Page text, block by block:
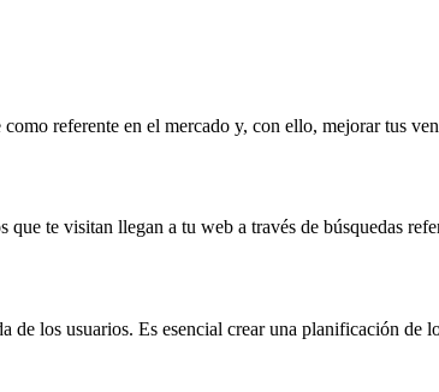
referente en el mercado y, con ello, mejorar tus
te visitan llegan a tu web a través de búsquedas
los usuarios. Es esencial crear una planificación de